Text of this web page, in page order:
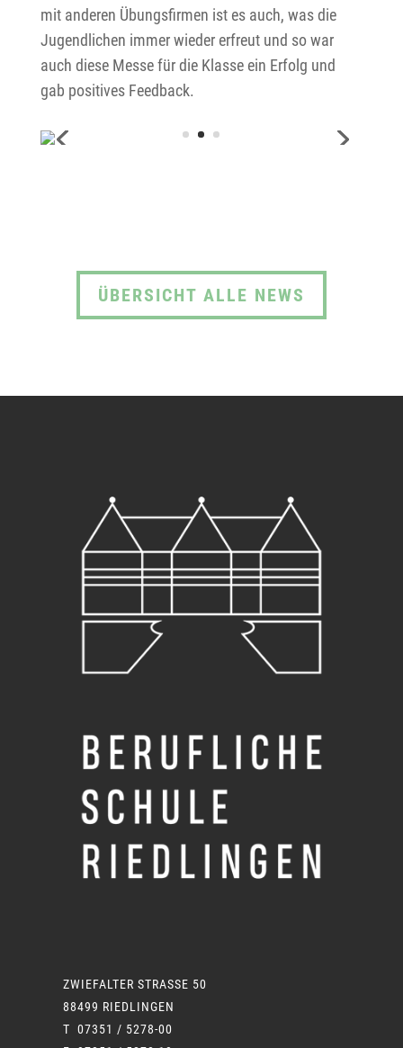
mit anderen Übungsfirmen ist es auch, was die
Jugendlichen immer wieder erfreut und so war
auch diese Messe für die Klasse ein Erfolg und
gab positives Feedback.
ÜBERSICHT ALLE NEWS
ZWIEFALTER STRASSE 50
88499 RIEDLINGEN
T 07351 / 5278-00